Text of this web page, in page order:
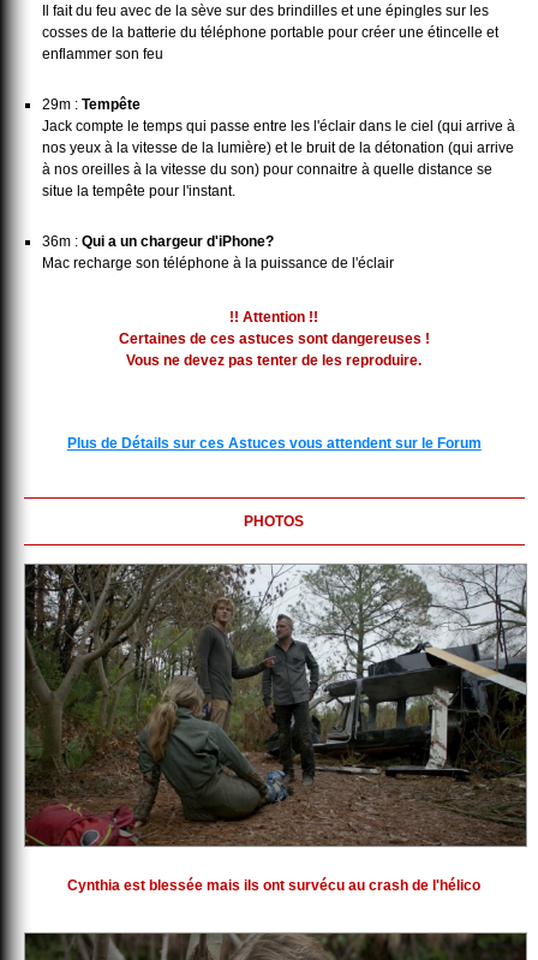
Il fait du feu avec de la sève sur des brindilles et une épingles sur les
cosses de la batterie du téléphone portable pour créer une étincelle et
enflammer son feu
29m : Tempête
Jack compte le temps qui passe entre les l'éclair dans le ciel (qui arrive à
nos yeux à la vitesse de la lumière) et le bruit de la détonation (qui arrive
à nos oreilles à la vitesse du son) pour connaitre à quelle distance se
situe la tempête pour l'instant.
36m : Qui a un chargeur d'iPhone?
Mac recharge son téléphone à la puissance de l'éclair
!! Attention !!
Certaines de ces astuces sont dangereuses !
Vous ne devez pas tenter de les reproduire.
Plus de Détails sur ces Astuces vous attendent sur le Forum
PHOTOS
Cynthia est blessée mais ils ont survécu au crash de l'hélico